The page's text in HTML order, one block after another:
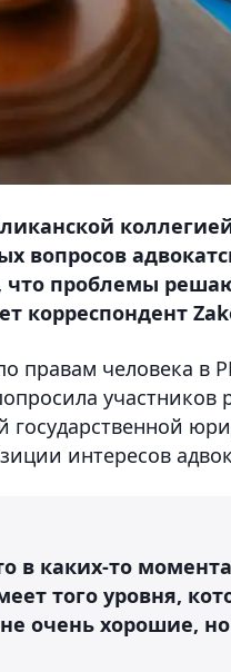
вопросов
проблемы
корреспондент
правам человека в
участников
государственной
интересов
в каких-то
того уровня,
очень хорошие,